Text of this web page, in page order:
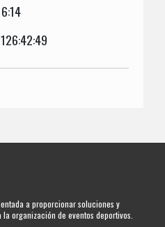
a proporcionar soluciones y
organización de eventos deportivos.